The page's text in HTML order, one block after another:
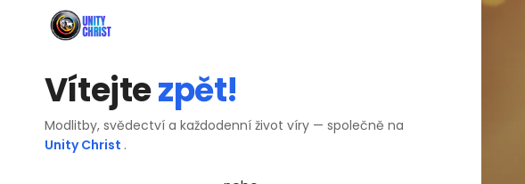
Vítejtezpět!
Modlitby, svědectví a každodenní život víry — společně na
Unity Christ .